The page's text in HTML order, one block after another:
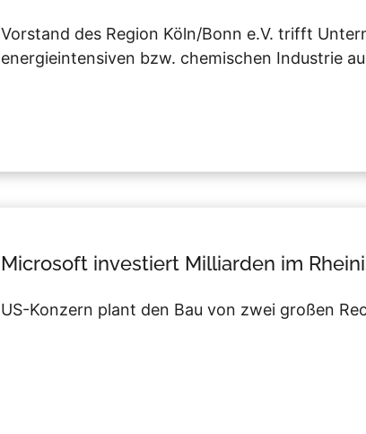
Vorstand des Region Köln/Bonn e.V. trifft
energieintensiven bzw. chemischen Industrie
Microsoft investiert Milliarden im
US-Konzern plant den Bau von zwei großen